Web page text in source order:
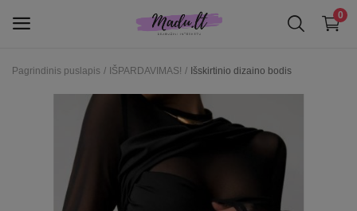
0
Moterims
IŠPARDAVIMAS!
Pagrindinis puslapis IŠPARDAVIMAS! Išskirtinio dizaino bodis